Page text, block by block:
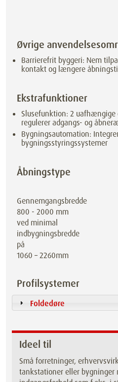
Øvrige
Barrierefrit byggeri: Nem
kontakt og længere
Ekstrafunktioner
Slusefunktion: 2 uafhængige
regulerer adgangs- og
Bygningsautomation:
bygningsstyringssystemer
Åbningstype
Gennemgangsbredde
800 - 2000 mm
ved minimal
indbygningsbredde
på
1060 – 2260mm
Profilsystemer
Foldedøre
Ideel til
Små forretninger,
tankstationer eller bygninger